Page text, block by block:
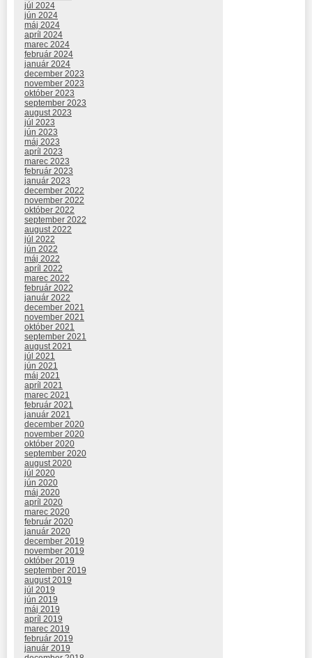
júl 2024
jún 2024
máj 2024
apríl 2024
marec 2024
február 2024
január 2024
december 2023
november 2023
október 2023
september 2023
august 2023
júl 2023
jún 2023
máj 2023
apríl 2023
marec 2023
február 2023
január 2023
december 2022
november 2022
október 2022
september 2022
august 2022
júl 2022
jún 2022
máj 2022
apríl 2022
marec 2022
február 2022
január 2022
december 2021
november 2021
október 2021
september 2021
august 2021
júl 2021
jún 2021
máj 2021
apríl 2021
marec 2021
február 2021
január 2021
december 2020
november 2020
október 2020
september 2020
august 2020
júl 2020
jún 2020
máj 2020
apríl 2020
marec 2020
február 2020
január 2020
december 2019
november 2019
október 2019
september 2019
august 2019
júl 2019
jún 2019
máj 2019
apríl 2019
marec 2019
február 2019
január 2019